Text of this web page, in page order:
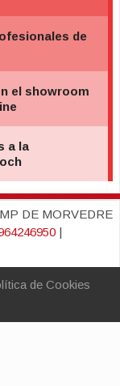
DE MORVEDRE
|
de Cookies